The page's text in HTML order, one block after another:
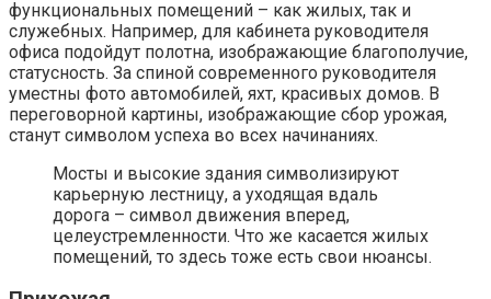
Дизайн ванной
Задняя стенка душевой кабины: Важность, Материалы и
Тренды
Задняя стенка душевой кабины играет ключевую роль
не только в функциональном, но и в